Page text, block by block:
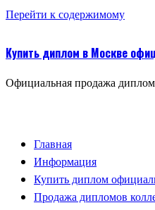
Перейти к содержимому
Купить диплом в Москве
Официальная продажа
Главная
Информация
Купить диплом
Продажа дипломов